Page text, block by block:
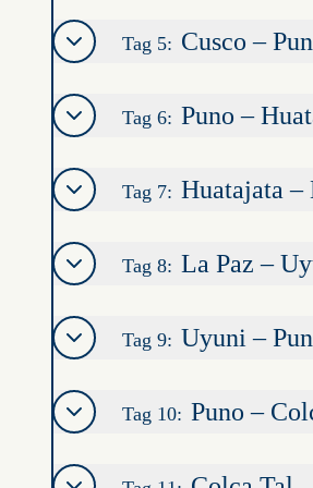
Tag 5: Cusco –
Tag 6: Puno –
Tag 7: Huatajata –
Tag 8: La Paz –
Tag 9: Uyuni –
Tag 10: Puno –